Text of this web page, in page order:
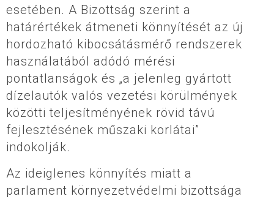
esetében. A Bizottság szerint a
határértékek átmeneti könnyítését az új
hordozható kibocsátásmérő rendszerek
használatából adódó mérési
pontatlanságok és „a jelenleg gyártott
dízelautók valós vezetési körülmények
közötti teljesítményének rövid távú
fejlesztésének műszaki korlátai”
indokolják.
Az ideiglenes könnyítés miatt a
parlament környezetvédelmi bizottsága